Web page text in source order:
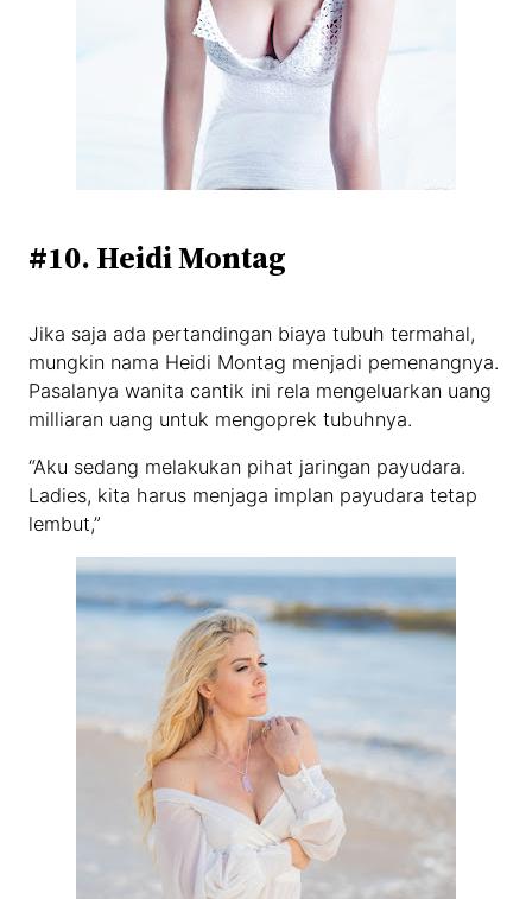
#10. Heidi Montag
Jika saja ada pertandingan biaya tubuh termahal,
mungkin nama Heidi Montag menjadi pemenangnya.
Pasalanya wanita cantik ini rela mengeluarkan uang
milliaran uang untuk mengoprek tubuhnya.
“Aku sedang melakukan pihat jaringan payudara.
Ladies, kita harus menjaga implan payudara tetap
lembut,”